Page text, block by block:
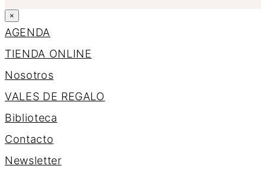
×
AGENDA
TIENDA ONLINE
Nosotros
VALES DE REGALO
Biblioteca
Contacto
Newsletter